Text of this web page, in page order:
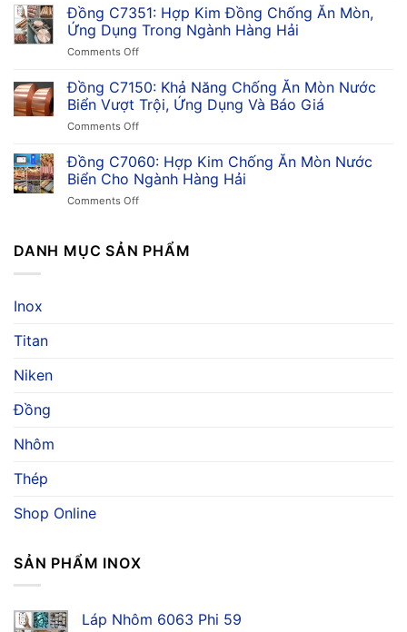
Ưu
Điểm
Trong
Công
C7521:
Tất
Tần
Tật
Hợp
Kim
Đồng
Ứng
Dụng
Đồng C7351: Hợp Kim Đồng Chống Ăn Mòn,
Ứng Dụng Trong Ngành Hàng Hải
Comments Offon
C7351:
Hợp
Kim
Đồng
Ăn
Mòn,
Ứng
Hàng
Đồng C7150: Khả Năng Chống Ăn Mòn Nước
Biển Vượt Trội, Ứng Dụng Và Báo Giá
Comments Offon
C7150:
Khả
Năng
Chống
Nước
Đồng C7060: Hợp Kim Chống Ăn Mòn Nước
Biển Cho Ngành Hàng Hải
Comments Offon
Hợp
DANH MỤC SẢN PHẨM
Inox
Titan
Niken
Đồng
Nhôm
Thép
Shop Online
SẢN PHẨM INOX
Láp Nhôm 6063 Phi 59